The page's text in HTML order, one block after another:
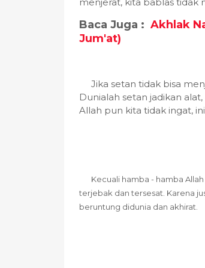
Baca Juga : Akhlak
Jum'at)
Jika setan tidak bisa
Dunialah setan jadikan
Allah pun kita tidak ingat,
Kecuali hamba - hamba
terjebak dan tersesat. Karena
beruntung didunia dan akhirat.